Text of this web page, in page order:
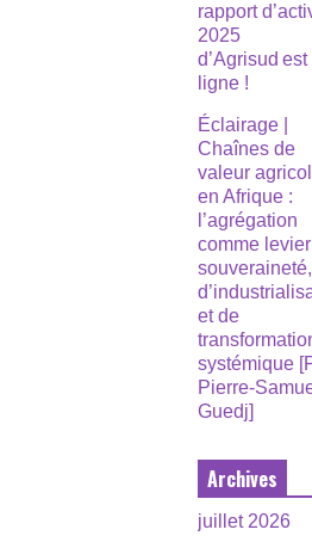
rapport
2025
d’Agrisud
ligne !
Éclairage |
Chaînes de
valeur
en Afrique :
l’agrégation
comme
souveraineté,
et de
systémique
Pierre-
Guedj]
Archives
juillet 2026